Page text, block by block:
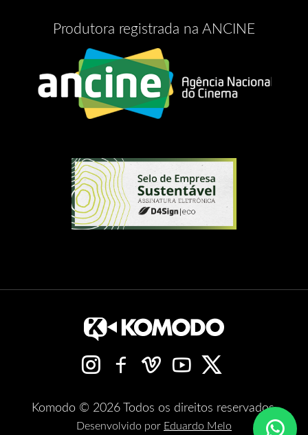
Produtora registrada na ANCINE
Komodo © 2026 Todos os direitos reservados.
Desenvolvido por Eduardo Melo